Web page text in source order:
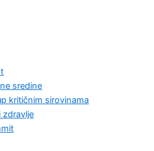
sredine
kritičnim sirovinama
zdravlje